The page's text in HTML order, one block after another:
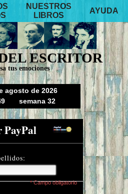
NUESTROS
LIBROS
AYUDA
ESCRITOR
tus emociones
agosto de 2026
semana 32
PayPal
* Campo obligatorio